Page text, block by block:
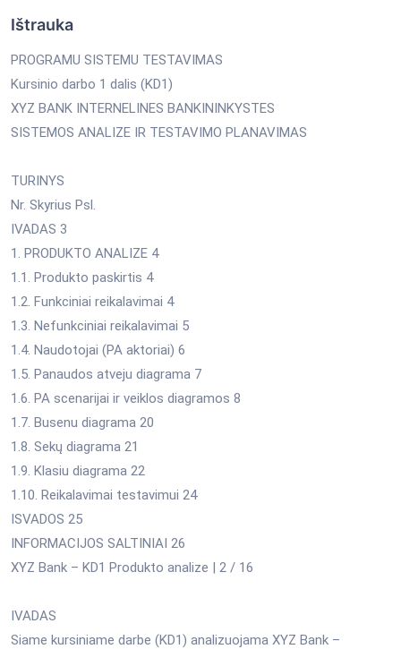
Ištrauka
PROGRAMU SISTEMU TESTAVIMAS
Kursinio darbo 1 dalis (KD1)
XYZ BANK INTERNELINES BANKININKYSTES
SISTEMOS ANALIZE IR TESTAVIMO PLANAVIMAS
TURINYS
Nr. Skyrius Psl.
IVADAS 3
1. PRODUKTO ANALIZE 4
1.1. Produkto paskirtis 4
1.2. Funkciniai reikalavimai 4
1.3. Nefunkciniai reikalavimai 5
1.4. Naudotojai (PA aktoriai) 6
1.5. Panaudos atveju diagrama 7
1.6. PA scenarijai ir veiklos diagramos 8
1.7. Busenu diagrama 20
1.8. Sekų diagrama 21
1.9. Klasiu diagrama 22
1.10. Reikalavimai testavimui 24
ISVADOS 25
INFORMACIJOS SALTINIAI 26
XYZ Bank – KD1 Produkto analize | 2 / 16
IVADAS
Siame kursiniame darbe (KD1) analizuojama XYZ Bank –